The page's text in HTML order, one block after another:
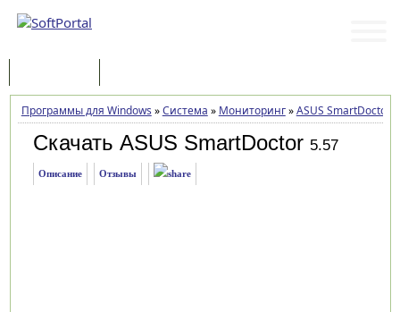
Программы для Windows »Система » Мониторинг»ASUS SmartDoctor
Скачать ASUS SmartDoctor 5.57
Описание Отзывы